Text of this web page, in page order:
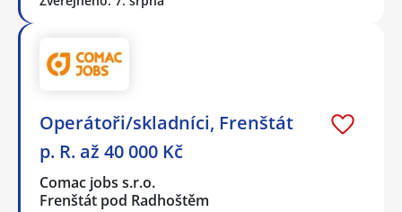
Operátoři/skladníci, Frenštát
p. R. až 40 000 Kč
Comac jobs s.r.o.
Frenštát pod Radhoštěm